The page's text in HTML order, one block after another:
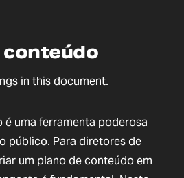
conteúdo
in this document.
é uma ferramenta poderosa
público. Para diretores de
um plano de conteúdo em